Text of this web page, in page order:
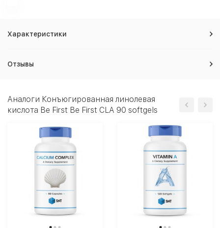
Характеристики
Отзывы
Аналоги Конъюгированная линолевая
кислота Be First Be First CLA 90 softgels